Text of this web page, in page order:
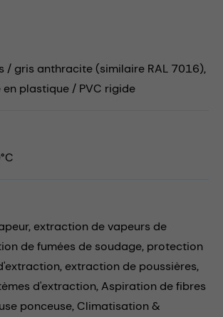
/ gris anthracite (similaire RAL 7016),
plastique / PVC rigide
extraction de vapeurs de
de fumées de soudage, protection
extraction de poussières,
d'extraction,Aspiration de fibres
ponceuse, Climatisation &